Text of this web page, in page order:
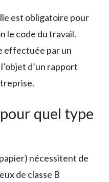
est obligatoire pour
le code du travail.
effectuée par un
d’un rapport
quel type
nécessitent de
de classe B